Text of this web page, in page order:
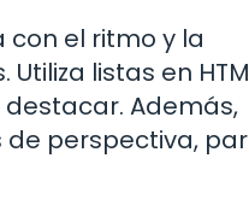
con el ritmo y la
listas en
Además,
perspectiva,